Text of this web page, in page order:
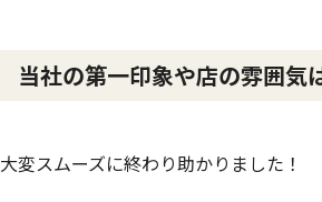
当社の第一印象や店の雰囲気
大変スムーズに終わり助かりました！